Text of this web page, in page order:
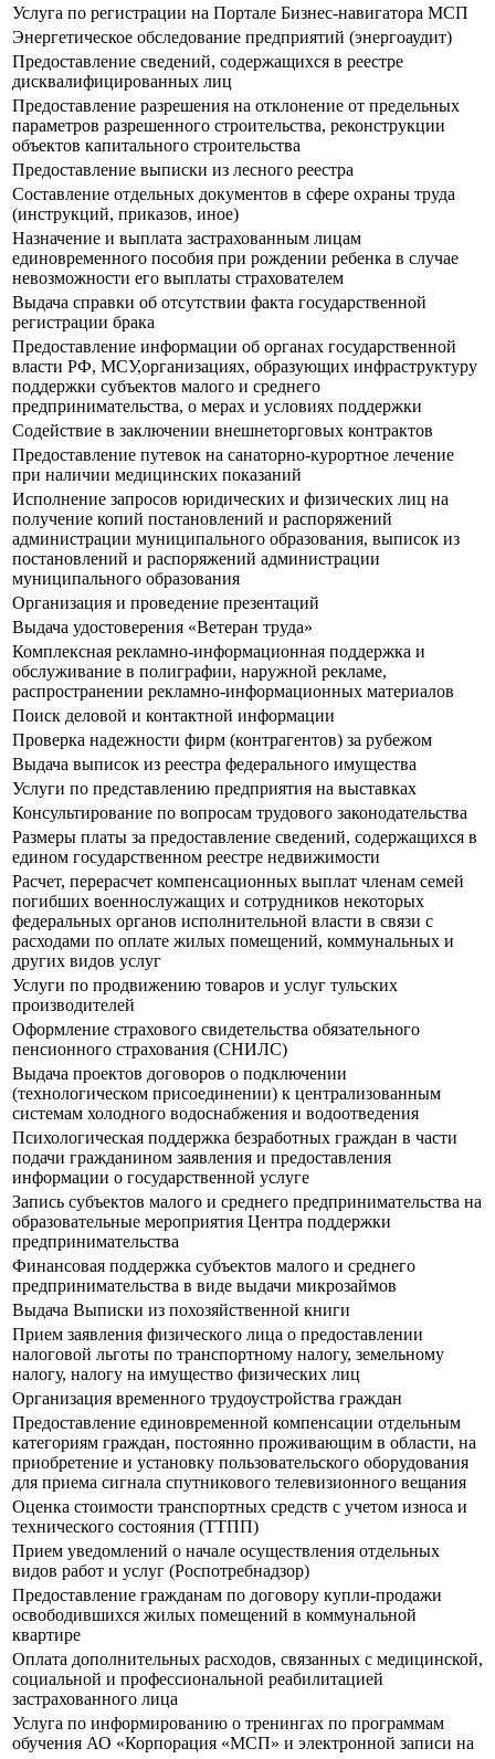
Услуга по регистрации на Портале Бизнес-навигатора МСП
Энергетическое обследование предприятий (энергоаудит)
Предоставление сведений, содержащихся в реестре
дисквалифицированных лиц
Предоставление разрешения на отклонение от предельных
параметров разрешенного строительства, реконструкции
объектов капитального строительства
Предоставление выписки из лесного реестра
Составление отдельных документов в сфере охраны труда
(инструкций, приказов, иное)
Назначение и выплата застрахованным лицам
единовременного пособия при рождении ребенка в случае
невозможности его выплаты страхователем
Выдача справки об отсутствии факта государственной
регистрации брака
Предоставление информации об органах государственной
власти РФ, МСУ,организациях, образующих инфраструктуру
поддержки субъектов малого и среднего
предпринимательства, о мерах и условиях поддержки
Содействие в заключении внешнеторговых контрактов
Предоставление путевок на санаторно-курортное лечение
при наличии медицинских показаний
Исполнение запросов юридических и физических лиц на
получение копий постановлений и распоряжений
администрации муниципального образования, выписок из
постановлений и распоряжений администрации
муниципального образования
Организация и проведение презентаций
Выдача удостоверения «Ветеран труда»
Комплексная рекламно-информационная поддержка и
обслуживание в полиграфии, наружной рекламе,
распространении рекламно-информационных материалов
Поиск деловой и контактной информации
Проверка надежности фирм (контрагентов) за рубежом
Выдача выписок из реестра федерального имущества
Услуги по представлению предприятия на выставках
Консультирование по вопросам трудового законодательства
Размеры платы за предоставление сведений, содержащихся в
едином государственном реестре недвижимости
Расчет, перерасчет компенсационных выплат членам семей
погибших военнослужащих и сотрудников некоторых
федеральных органов исполнительной власти в связи с
расходами по оплате жилых помещений, коммунальных и
других видов услуг
Услуги по продвижению товаров и услуг тульских
производителей
Оформление страхового свидетельства обязательного
пенсионного страхования (СНИЛС)
Выдача проектов договоров о подключении
(технологическом присоединении) к централизованным
системам холодного водоснабжения и водоотведения
Психологическая поддержка безработных граждан в части
подачи гражданином заявления и предоставления
информации о государственной услуге
Запись субъектов малого и среднего предпринимательства на
образовательные мероприятия Центра поддержки
предпринимательства
Финансовая поддержка субъектов малого и среднего
предпринимательства в виде выдачи микрозаймов
Выдача Выписки из похозяйственной книги
Прием заявления физического лица о предоставлении
налоговой льготы по транспортному налогу, земельному
налогу, налогу на имущество физических лиц
Организация временного трудоустройства граждан
Предоставление единовременной компенсации отдельным
категориям граждан, постоянно проживающим в области, на
приобретение и установку пользовательского оборудования
для приема сигнала спутникового телевизионного вещания
Оценка стоимости транспортных средств с учетом износа и
технического состояния (ТТПП)
Прием уведомлений о начале осуществления отдельных
видов работ и услуг (Роспотребнадзор)
Предоставление гражданам по договору купли-продажи
освободившихся жилых помещений в коммунальной
квартире
Оплата дополнительных расходов, связанных с медицинской,
социальной и профессиональной реабилитацией
застрахованного лица
Услуга по информированию о тренингах по программам
обучения АО «Корпорация «МСП» и электронной записи на